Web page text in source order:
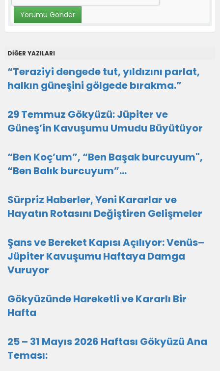
DİĞER YAZILARI
“Teraziyi dengede tut, yıldızını parlat,
halkın güneşini gölgede bırakma.”
29 Temmuz Gökyüzü: Jüpiter ve
Güneş’in Kavuşumu Umudu Büyütüyor
“Ben Koç’um”, “Ben Başak burcuyum",
“Ben Balık burcuyum”…
Sürpriz Haberler, Yeni Kararlar ve
Hayatın Rotasını Değiştiren Gelişmeler
Şans ve Bereket Kapısı Açılıyor: Venüs–
Jüpiter Kavuşumu Haftaya Damga
Vuruyor
Gökyüzünde Hareketli ve Kararlı Bir
Hafta
25 – 31 Mayıs 2026 Haftası Gökyüzü Ana
Teması: